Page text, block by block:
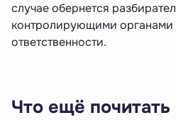
случае обернется
контролирующими органами
ответственности.
Что ещё